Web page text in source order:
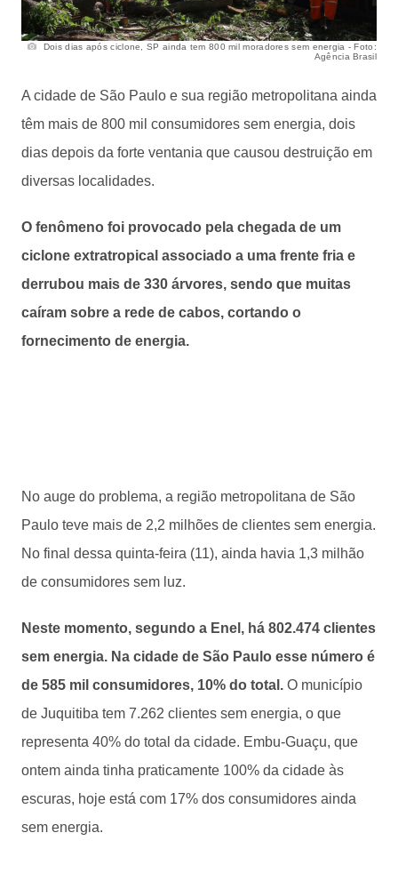
Dois dias após ciclone, SP ainda tem 800 mil moradores sem energia - Foto:
Agência Brasil
A cidade de São Paulo e sua região metropolitana ainda
têm mais de 800 mil consumidores sem energia, dois
dias depois da forte ventania que causou destruição em
diversas localidades.
O fenômeno foi provocado pela chegada de um
ciclone extratropical associado a uma frente fria e
derrubou mais de 330 árvores, sendo que muitas
caíram sobre a rede de cabos, cortando o
fornecimento de energia.
No auge do problema, a região metropolitana de São
Paulo teve mais de 2,2 milhões de clientes sem energia.
No final dessa quinta-feira (11), ainda havia 1,3 milhão
de consumidores sem luz.
Neste momento, segundo a Enel, há 802.474 clientes
sem energia. Na cidade de São Paulo esse número é
de 585 mil consumidores, 10% do total. O município
de Juquitiba tem 7.262 clientes sem energia, o que
representa 40% do total da cidade. Embu-Guaçu, que
ontem ainda tinha praticamente 100% da cidade às
escuras, hoje está com 17% dos consumidores ainda
sem energia.